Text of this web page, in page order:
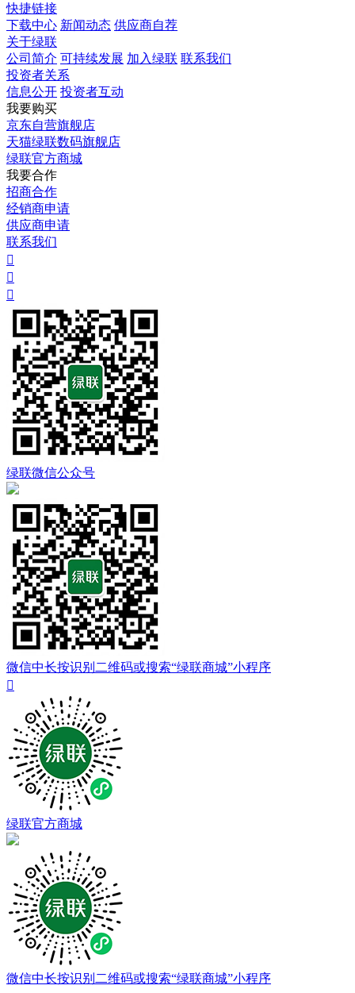
快捷链接
下载中心 新闻动态 供应商自荐
关于绿联
公司简介 可持续发展 加入绿联 联系我们
投资者关系
信息公开 投资者互动
我要购买
京东自营旗舰店
天猫绿联数码旗舰店
绿联官方商城
我要合作
招商合作
经销商申请
供应商申请
联系我们



绿联微信公众号
微信中长按识别二维码或搜索“绿联商城”小程序

绿联官方商城
微信中长按识别二维码或搜索“绿联商城”小程序